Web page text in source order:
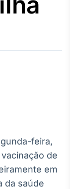
feira,
de
em
da saúde